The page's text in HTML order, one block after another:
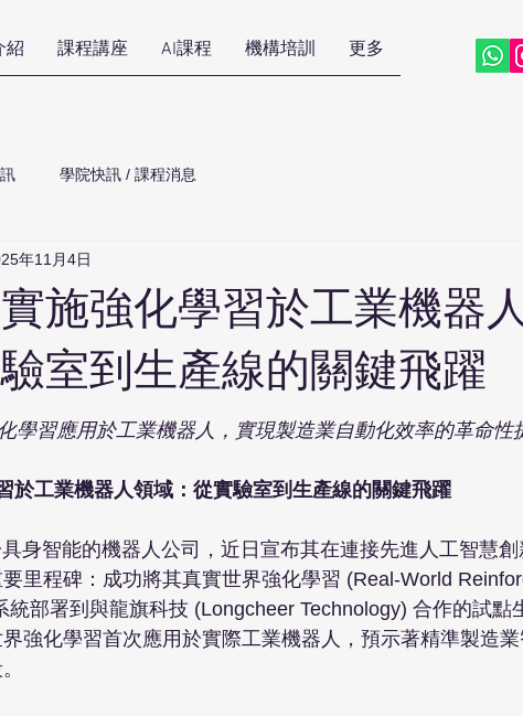
紹 課程講座 AI課程 機構培訓 更多
學院快訊 / 課程消息
施強化學習於工業機器
室到生產線的關鍵飛躍
年11月4日
學習應用於工業機器人，實現製造業自動化效率的革命性
於工業機器人領域：從實驗室到生產線的關鍵飛躍
身智能的機器人公司，近日宣布其在連接先進人工智慧創
里程碑：成功將其真實世界強化學習 (Real-World
統部署到與龍旗科技 (Longcheer Technology) 合作的試點
強化學習首次應用於實際工業機器人，預示著精準製造